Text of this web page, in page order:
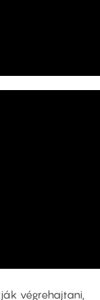
végrehajtani,